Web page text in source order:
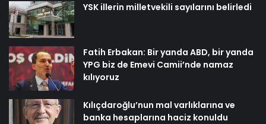
YSK illerin milletvekili sayılarını belirledi
Fatih Erbakan: Bir yanda ABD, bir yanda
YPG biz de Emevi Camii’nde namaz
kılıyoruz
Kılıçdaroğlu’nun mal varlıklarına ve
banka hesaplarına haciz konuldu